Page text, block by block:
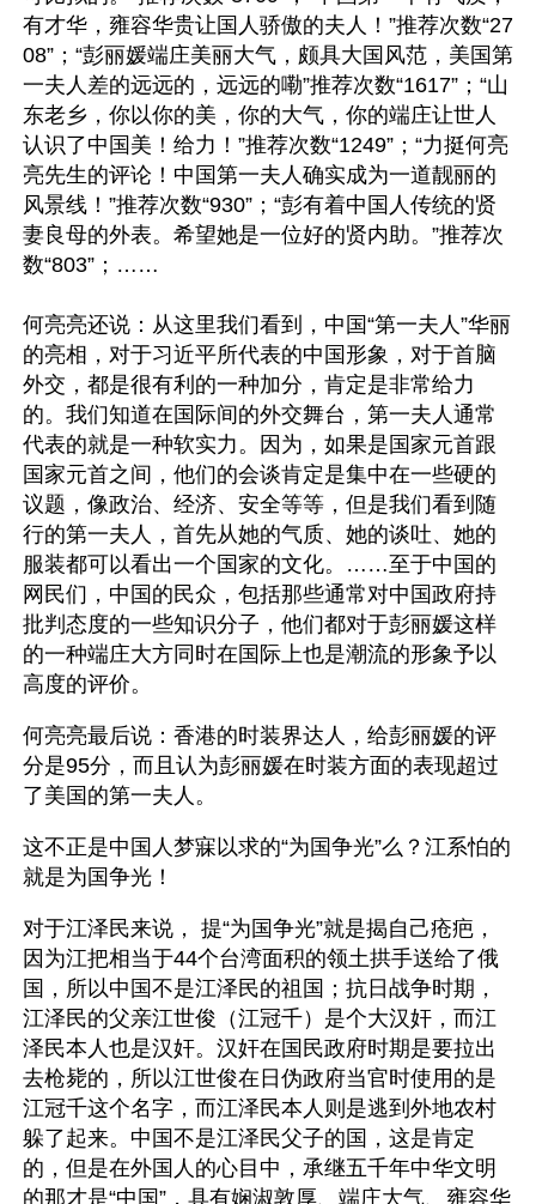
有才华，雍容华贵让国人骄傲的夫人！”推荐次数“27
08”；“彭丽媛端庄美丽大气，颇具大国风范，美国第
一夫人差的远远的，远远的嘞”推荐次数“1617”；“山
东老乡，你以你的美，你的大气，你的端庄让世人
认识了中国美！给力！”推荐次数“1249”；“力挺何亮
亮先生的评论！中国第一夫人确实成为一道靓丽的
风景线！”推荐次数“930”；“彭有着中国人传统的贤
妻良母的外表。希望她是一位好的贤内助。”推荐次
数“803”；……
何亮亮还说：从这里我们看到，中国“第一夫人”华丽
的亮相，对于习近平所代表的中国形象，对于首脑
外交，都是很有利的一种加分，肯定是非常给力
的。我们知道在国际间的外交舞台，第一夫人通常
代表的就是一种软实力。因为，如果是国家元首跟
国家元首之间，他们的会谈肯定是集中在一些硬的
议题，像政治、经济、安全等等，但是我们看到随
行的第一夫人，首先从她的气质、她的谈吐、她的
服装都可以看出一个国家的文化。……至于中国的
网民们，中国的民众，包括那些通常对中国政府持
批判态度的一些知识分子，他们都对于彭丽媛这样
的一种端庄大方同时在国际上也是潮流的形象予以
高度的评价。
何亮亮最后说：香港的时装界达人，给彭丽媛的评
分是95分，而且认为彭丽媛在时装方面的表现超过
了美国的第一夫人。
这不正是中国人梦寐以求的“为国争光”么？江系怕的
就是为国争光！
对于江泽民来说， 提“为国争光”就是揭自己疮疤，
因为江把相当于44个台湾面积的领土拱手送给了俄
国，所以中国不是江泽民的祖国；抗日战争时期，
江泽民的父亲江世俊（江冠千）是个大汉奸，而江
泽民本人也是汉奸。汉奸在国民政府时期是要拉出
去枪毙的，所以江世俊在日伪政府当官时使用的是
江冠千这个名字，而江泽民本人则是逃到外地农村
躲了起来。中国不是江泽民父子的国，这是肯定
的，但是在外国人的心目中，承继五千年中华文明
的那才是“中国”，具有娴淑敦厚、端庄大气、雍容华